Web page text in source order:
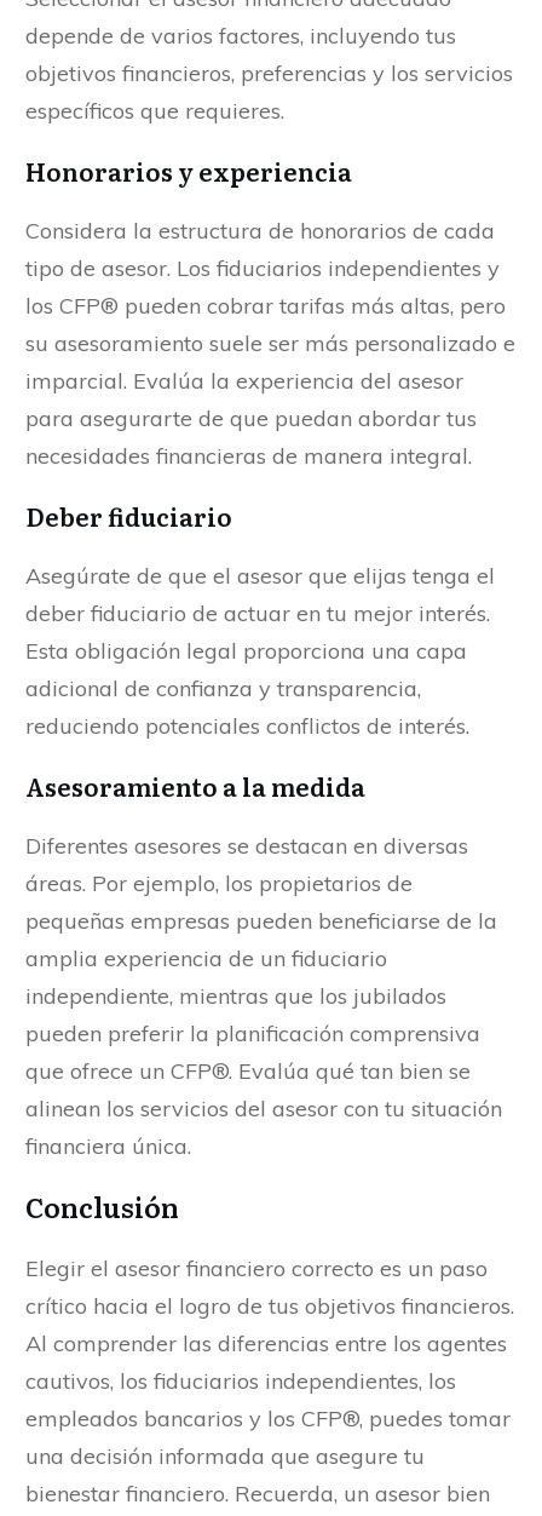
depende de varios factores, incluyendo tus
objetivos financieros, preferencias y los servicios
específicos que requieres.
Honorarios y experiencia
Considera la estructura de honorarios de cada
tipo de asesor. Los fiduciarios independientes y
los CFP® pueden cobrar tarifas más altas, pero
su asesoramiento suele ser más personalizado e
imparcial. Evalúa la experiencia del asesor
para asegurarte de que puedan abordar tus
necesidades financieras de manera integral.
Deber fiduciario
Asegúrate de que el asesor que elijas tenga el
deber fiduciario de actuar en tu mejor interés.
Esta obligación legal proporciona una capa
adicional de confianza y transparencia,
reduciendo potenciales conflictos de interés.
Asesoramiento a la medida
Diferentes asesores se destacan en diversas
áreas. Por ejemplo, los propietarios de
pequeñas empresas pueden beneficiarse de la
amplia experiencia de un fiduciario
independiente, mientras que los jubilados
pueden preferir la planificación comprensiva
que ofrece un CFP®. Evalúa qué tan bien se
alinean los servicios del asesor con tu situación
financiera única.
Conclusión
Elegir el asesor financiero correcto es un paso
crítico hacia el logro de tus objetivos financieros.
Al comprender las diferencias entre los agentes
cautivos, los fiduciarios independientes, los
empleados bancarios y los CFP®, puedes tomar
una decisión informada que asegure tu
bienestar financiero. Recuerda, un asesor bien